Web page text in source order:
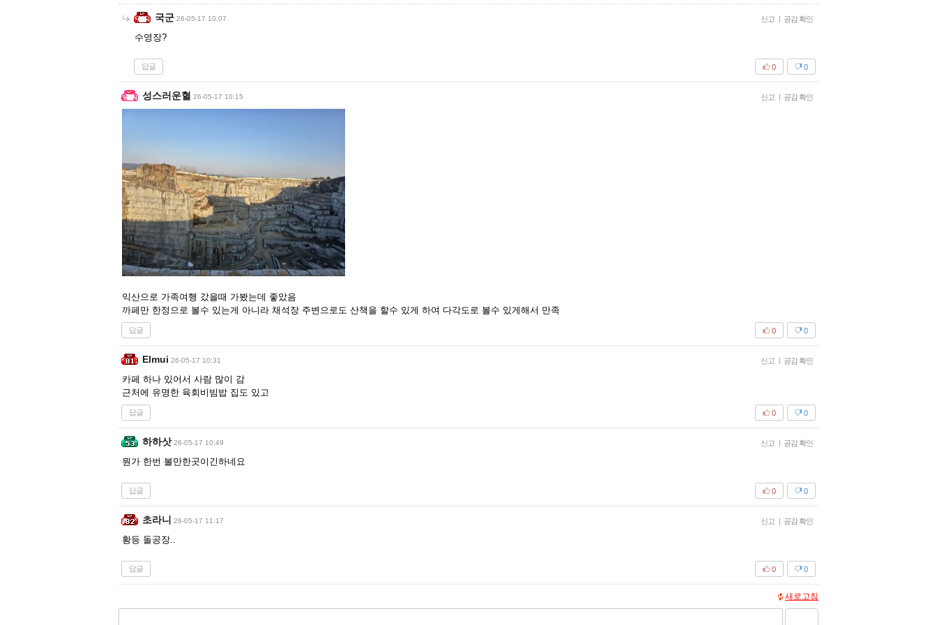
국군 26-05-17 10:07 신고 | 공감 확인
수영장?
답글 0
0
성스러운혈 26-05-17 10:15 신고 | 공감 확인
익산으로 가족여행 갔을때 가봤는데 좋았음
까페만 한정으로 볼수 있는게 아니라 채석장 주변으로도 산책을 할수 있게 하여 다각도로 볼수 있게해서 만족
답글 0
0
Elmui 26-05-17 10:31 신고 | 공감 확인
카페 하나 있어서 사람 많이 감
근처에 유명한 육회비빔밥 집도 있고
답글 0
0
하하삿 26-05-17 10:49 신고 | 공감 확인
뭔가 한번 볼만한곳이긴하네요
답글 0
0
초라니 26-05-17 11:17 신고 | 공감 확인
황등 돌공장..
답글 0
0
새로고침